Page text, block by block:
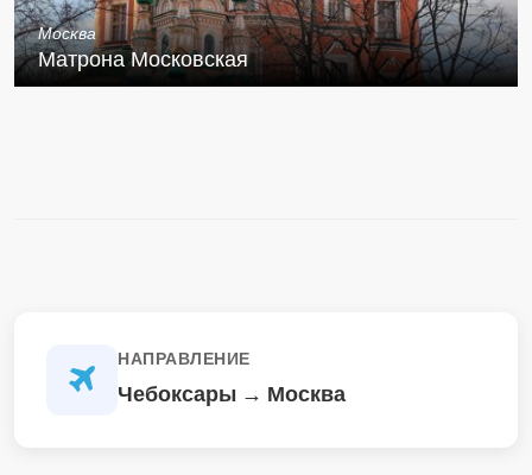
Москва
Матрона Московская
НАПРАВЛЕНИЕ
Чебоксары → Москва